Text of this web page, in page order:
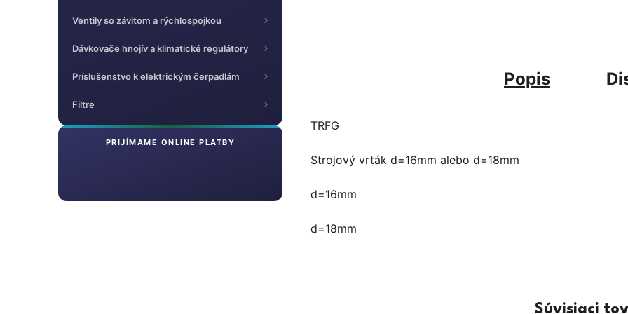
Ventily so závitom a rýchlospojkou
Dávkovače hnojív a klimatické regulátory
Príslušenstvo k elektrickým čerpadlám
Filtre
PRIJÍMAME ONLINE PLATBY
Popis
TRFG
Strojový vrták d=16mm alebo d=18mm
d=16mm
d=18mm
Súvisiaci